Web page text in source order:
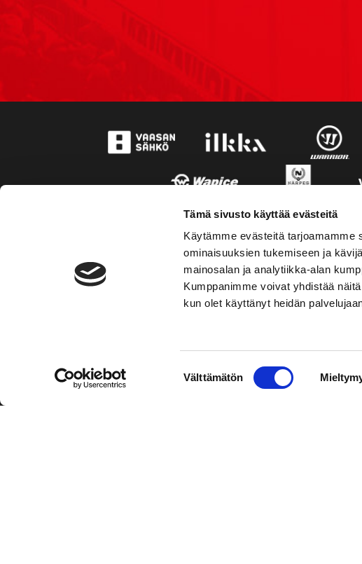
Tämä sivusto käyttää evästeitä
Käytämme evästeitä tarjoamamme
ominaisuuksien tukemiseen ja
mainosalan ja analytiikka-alan
Kumppanimme voivat yhdistää
kun olet käyttänyt heidän
Välttämätön
Hockey-Team Vaasan Sport Oy
Puh: 02 01 555 600